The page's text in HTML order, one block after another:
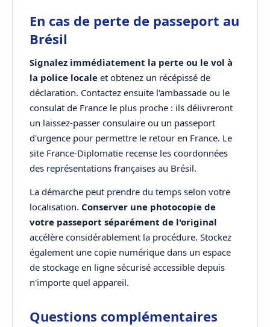
En cas de perte de passeport au
Brésil
Signalez immédiatement la perte ou le vol à
la police locale et obtenez un récépissé de
déclaration. Contactez ensuite l'ambassade ou le
consulat de France le plus proche : ils délivreront
un laissez-passer consulaire ou un passeport
d'urgence pour permettre le retour en France. Le
site France-Diplomatie recense les coordonnées
des représentations françaises au Brésil.
La démarche peut prendre du temps selon votre
localisation. Conserver une photocopie de
votre passeport séparément de l'original
accélère considérablement la procédure. Stockez
également une copie numérique dans un espace
de stockage en ligne sécurisé accessible depuis
n'importe quel appareil.
Questions complémentaires